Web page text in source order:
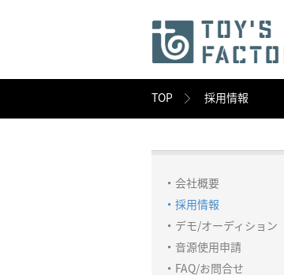
TOP 採用情報
会社概要
採用情報
デモ/オーディション
音源使用申請
FAQ/お問合せ